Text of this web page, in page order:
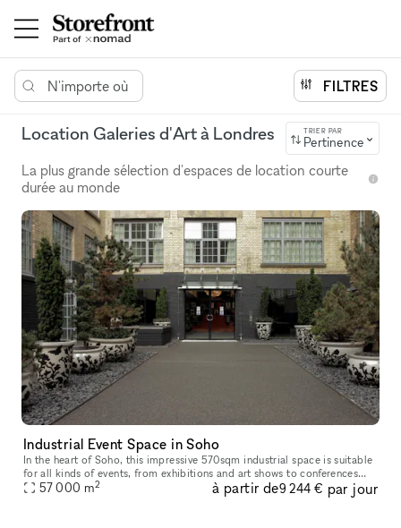
N'importe où FILTRES
Location Galeries d'Art à Londres TRIER PAR
Pertinence
La plus grande sélection d'espaces de location courte
durée au monde
Industrial Event Space in Soho
In the heart of Soho, this impressive 570sqm industrial space is suitable
for all kinds of events, from exhibitions and art shows to conferences
and presentations, fashion shows and press days to lau
57 000 m2 à partir de9 244 € par jour